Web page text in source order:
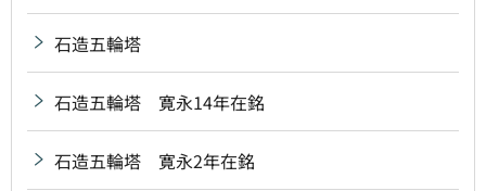
石造五輪塔
石造五輪塔 寛永14年在銘
石造五輪塔 寛永2年在銘